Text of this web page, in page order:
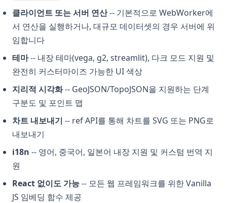
클라이언트 또는 서버 연산-- 기본적으로 WebWorker에
서 연산을 실행하거나, 대규모 데이터셋의 경우 서버에 위
임합니다
테마-- 내장 테마(vega, g2, streamlit), 다크 모드 지원 및
완전히 커스터마이즈 가능한 UI 색상
지리적 시각화-- GeoJSON/TopoJSON을 지원하는 단계
구분도 및 포인트 맵
차트 내보내기 -- ref API를 통해 차트를 SVG 또는 PNG로
내보내기
i18n -- 영어, 중국어, 일본어 내장 지원 및 커스텀 번역 지
원
React 없이도 가능-- 모든 웹 프레임워크를 위한 Vanilla
JS 임베딩 함수 제공